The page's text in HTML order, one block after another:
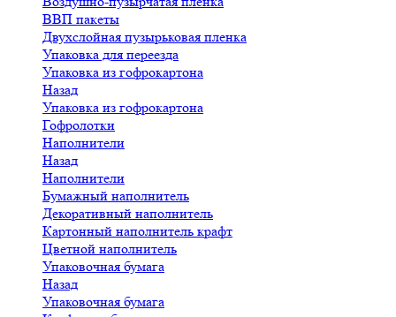
ВВП пакеты
Двухслойная пузырьковая пленка
Упаковка для переезда
Упаковка из гофрокартона
Назад
Упаковка из гофрокартона
Гофролотки
Наполнители
Назад
Наполнители
Бумажный наполнитель
Декоративный наполнитель
Картонный наполнитель крафт
Цветной наполнитель
Упаковочная бумага
Назад
Упаковочная бумага